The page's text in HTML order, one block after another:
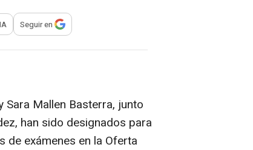
para compartir
IA Seguir en
Mallen Basterra, junto
han sido designados para
exámenes en la Oferta